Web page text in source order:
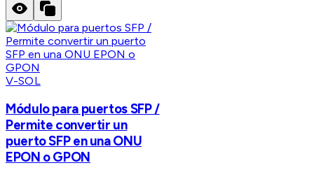
V-SOL
Módulo para puertos SFP /
Permite convertir un
puerto SFP en una ONU
EPON o GPON